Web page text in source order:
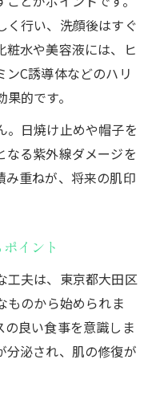
く行い、洗顔後はすぐ
粧水や美容液には、ヒ
C誘導体などのハリ
的です。
。日焼け止めや帽子を
なる紫外線ダメージを
み重ねが、将来の肌印
イント
工夫は、東京都大田区
ものから始められま
良い食事を意識しま
分泌され、肌の修復が